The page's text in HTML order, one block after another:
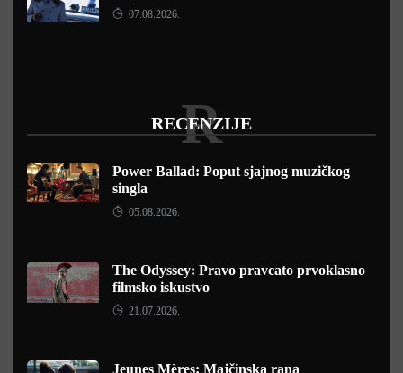
07.08.2026.
RECENZIJE
R
Power Ballad: Poput sjajnog muzičkog
singla
05.08.2026.
The Odyssey: Pravo pravcato prvoklasno
filmsko iskustvo
21.07.2026.
Jeunes Mères: Majčinska rana